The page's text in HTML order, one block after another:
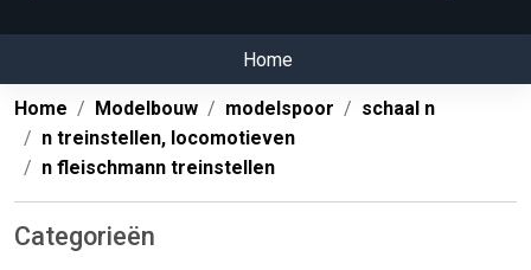
Home
Home Modelbouw modelspoor
schaal n
n treinstellen, locomotieven
n fleischmann treinstellen
Categorieën